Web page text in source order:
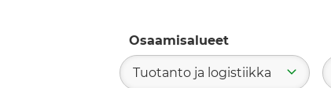
Osaamisalueet
Tuotanto ja logistiikka